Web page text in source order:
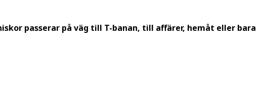
passerar på väg till T-banan, till affärer, hemåt eller bara